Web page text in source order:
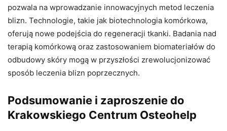
pozwala na wprowadzanie innowacyjnych metod leczenia
blizn. Technologie, takie jak biotechnologia komórkowa,
oferują nowe podejścia do regeneracji tkanki. Badania nad
terapią komórkową oraz zastosowaniem biomateriałów do
odbudowy skóry mogą w przyszłości zrewolucjonizować
sposób leczenia blizn poprzecznych.
Podsumowanie i zaproszenie do
Krakowskiego Centrum Osteohelp